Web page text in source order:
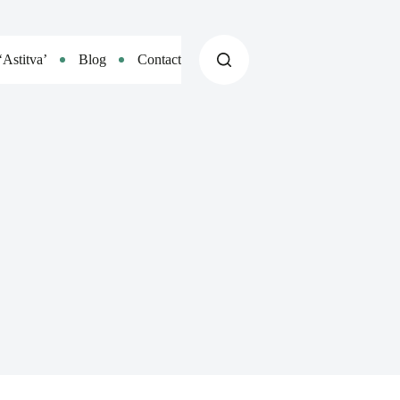
Blog Contact Us